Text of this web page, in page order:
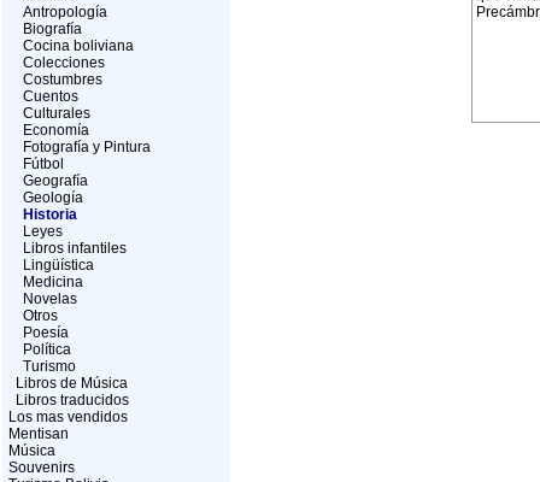
Antropología
Biografía
Cocina boliviana
Colecciones
Costumbres
Cuentos
Culturales
Economía
Fotografía y Pintura
Fútbol
Geografía
Geología
Historia
Leyes
Libros infantiles
Lingüística
Medicina
Novelas
Otros
Poesía
Política
Turismo
Libros de Música
Libros traducidos
Los mas vendidos
Mentisan
Música
Souvenirs